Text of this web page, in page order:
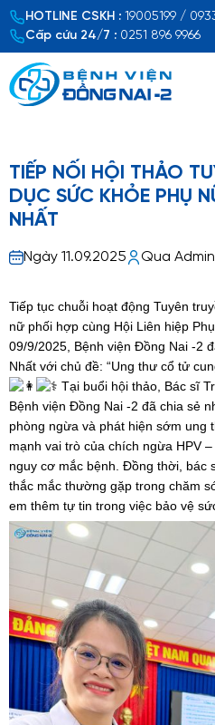
HOTLINE CSKH : 19005199 /
Cấp cứu 24/7 : 0251 896 9966
TIẾP NỐI HỘI THẢO
DỤC SỨC KHỎE PHỤ
NHẤT
Ngày 11.09.2025 Qua Admin
Tiếp tục chuỗi hoạt động Tuyên
nữ phối hợp cùng Hội Liên hiệp
09/9/2025, Bệnh viện Đồng Nai -2
Nhất với chủ đề: “Ung thư cổ tử
Tại buổi hội thảo, Bác sĩ
Bệnh viện Đồng Nai -2 đã chia sẻ
phòng ngừa và phát hiện sớm ung
mạnh vai trò của chích ngừa HPV
nguy cơ mắc bệnh. Đồng thời, bác
thắc mắc thường gặp trong chăm
em thêm tự tin trong việc bảo vệ